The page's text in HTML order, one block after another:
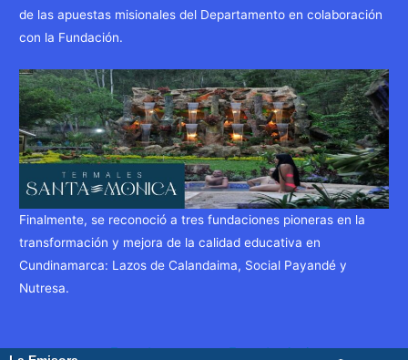
de las apuestas misionales del Departamento en colaboración
con la Fundación.
Finalmente, se reconoció a tres fundaciones pioneras en la
transformación y mejora de la calidad educativa en
Cundinamarca: Lazos de Calandaima, Social Payandé y
Nutresa.
Navegación
←Entrada Entrada siguiente